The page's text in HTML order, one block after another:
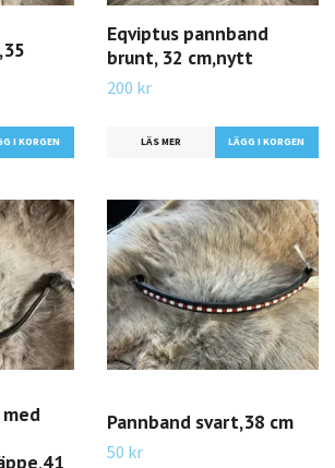
Eqviptus pannband
brunt, 32 cm,nytt
200 kr
LÄS MER
Pannband svart,38 cm
50 kr